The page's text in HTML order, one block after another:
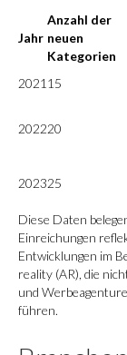
Jahr
Anzahl der
neuen
Kategorien
2021 15
202220
202325
Diese Daten
Einreichungen
Entwicklungen im
reality (AR), die
und
führen.